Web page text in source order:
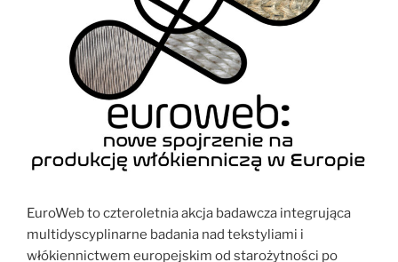
EuroWeb to czteroletnia akcja badawcza integrująca
multidyscyplinarne badania nad tekstyliami i
włókiennictwem europejskim od starożytności po